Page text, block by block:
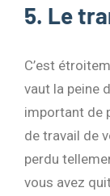
5. Le
C’est
vaut la peine
important de
de travail de
perdu
vous avez